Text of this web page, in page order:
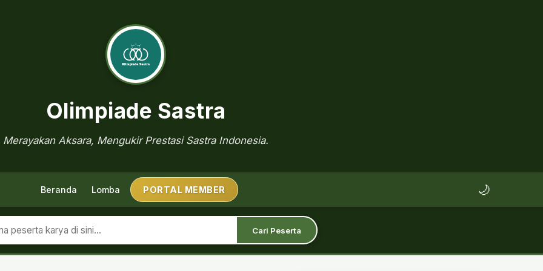
Olimpiade Sastra
Merayakan Aksara, Mengukir Prestasi Sastra Indonesia.
Beranda Lomba PORTAL MEMBER 🌙
Cari Peserta